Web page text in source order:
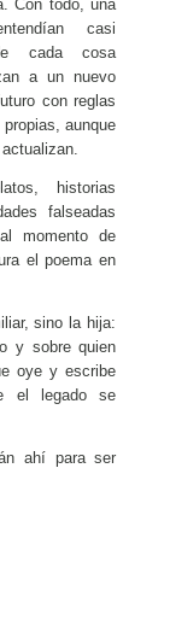
Con todo, una
casi
cada cosa
a un nuevo
con reglas
aunque
historias
falseadas
momento de
el poema en
sino la hija:
y sobre quien
oye y escribe
el legado se
ahí para ser